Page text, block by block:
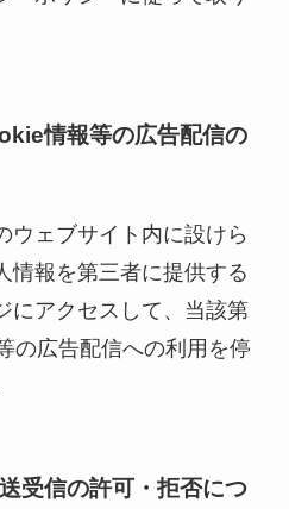
情報等の広告配信の
ウェブサイト内に設けら
情報を第三者に提供する
にアクセスして、当該第
の広告配信への利用を停
受信の許可・拒否につ